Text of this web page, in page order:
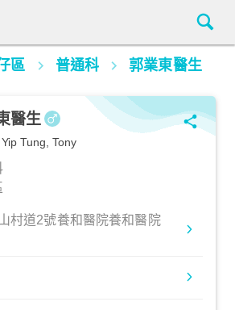
區 普通科 郭業東醫生
醫生
Tung, Tony
村道2號養和醫院養和醫院